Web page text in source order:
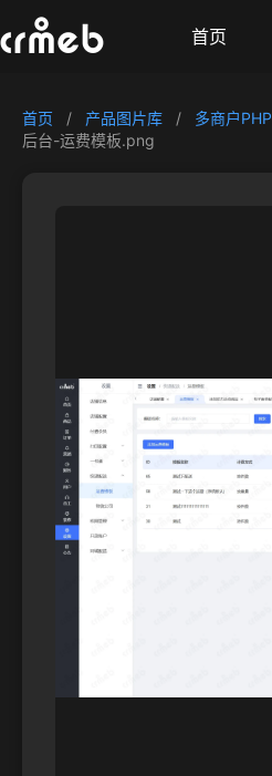
首页
首页 / 产品图片库 / 多商户PHP
后台-运费模板.png